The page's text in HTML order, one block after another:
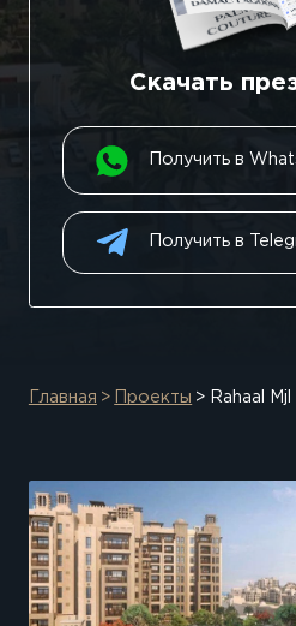
Скачать
Получить в
Получить в
Главная Проекты Rahaal Mjl